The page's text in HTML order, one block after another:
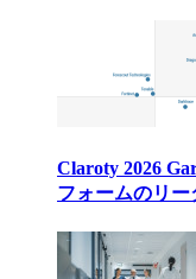
Claroty 2026
フォームのリー